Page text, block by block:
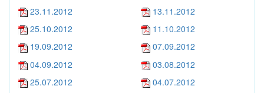
23.11.2012
13.11.2012
25.10.2012
11.10.2012
19.09.2012
07.09.2012
04.09.2012
03.08.2012
25.07.2012
04.07.2012